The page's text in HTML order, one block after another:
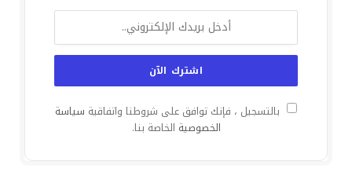
بالتسجيل ، فإنك توافق على شروطنا واتفاقية سياسة
الخصوصية الخاصة بنا.